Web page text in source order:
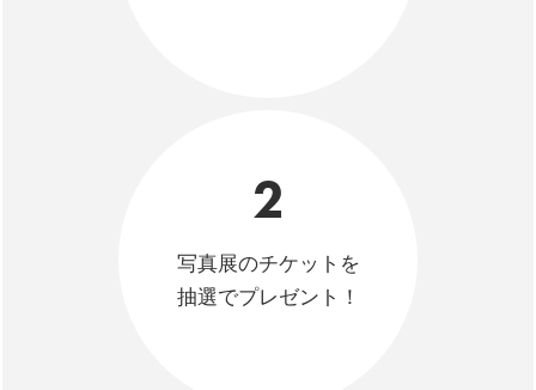
2
写真展のチケットを
抽選でプレゼント！